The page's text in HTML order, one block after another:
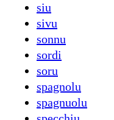
siu
sivu
sonnu
sordi
soru
spagnolu
spagnuolu